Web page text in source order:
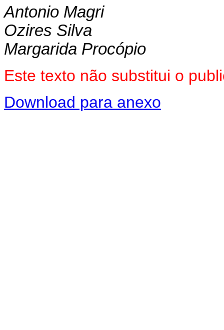
Antonio Magri
Ozires Silva
Margarida Procópio
Este texto não substitui o
Download para anexo